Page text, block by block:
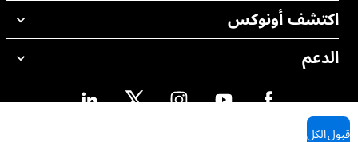
جميع الملحقات
منظفات الغسيل اليدوي
معالجة المياه باستخدام المرشحات
معالجة المياه بالتناضح العكسي
اكتشف أونوكس
مكاتبنا حول العالم
الدعم
محدد موقع الموزع
قبول الكل